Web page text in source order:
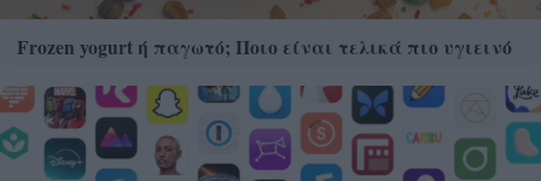
Frozen yogurt ή παγωτό; Ποιο είναι τελικά πιο υγιεινό